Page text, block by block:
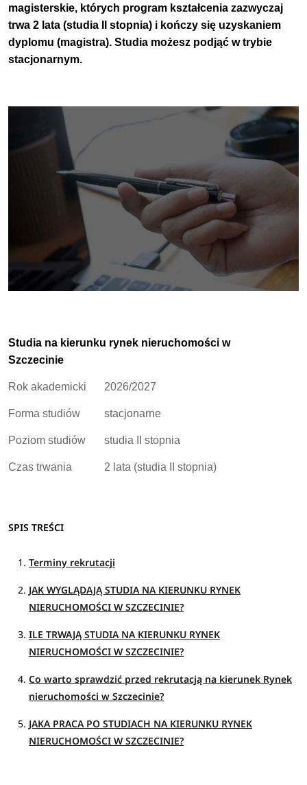
magisterskie, których program kształcenia zazwyczaj
trwa 2 lata (studia II stopnia) i kończy się uzyskaniem
dyplomu (magistra).Studia możesz podjąć w trybie
stacjonarnym.
Studia na kierunku rynek nieruchomości w
Szczecinie
Rok akademicki 2026/2027
Forma studiów stacjonarne
Poziom studiów studia II stopnia
Czas trwania 2 lata (studia II stopnia)
SPIS TREŚCI
Terminy rekrutacji
JAK WYGLĄDAJĄ STUDIA NA KIERUNKU RYNEK
NIERUCHOMOŚCI W SZCZECINIE?
ILE TRWAJĄ STUDIA NA KIERUNKU RYNEK
NIERUCHOMOŚCI W SZCZECINIE?
Co warto sprawdzić przed rekrutacją na kierunek Rynek
nieruchomości w Szczecinie?
JAKA PRACA PO STUDIACH NA KIERUNKU RYNEK
NIERUCHOMOŚCI W SZCZECINIE?